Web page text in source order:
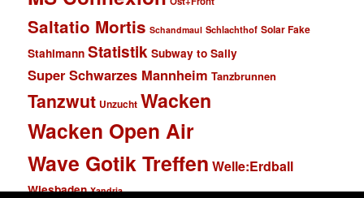
Saltatio Mortis Schandmaul Schlachthof Solar Fake
Stahlmann Statistik Subway to Sally
Super Schwarzes Mannheim Tanzbrunnen
Tanzwut Unzucht Wacken
Wacken Open Air
Wave Gotik Treffen Welle:Erdball
Wiesbaden Xandria